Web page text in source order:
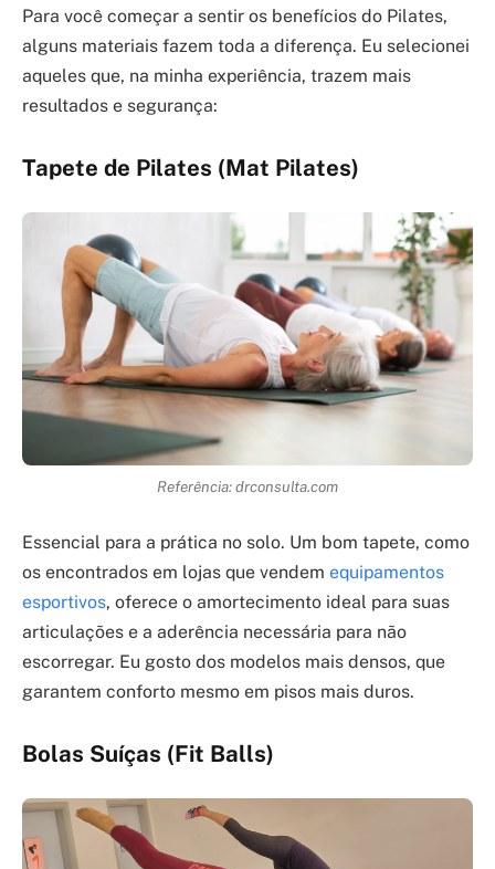
Para você começar a sentir os benefícios do Pilates,
alguns materiais fazem toda a diferença. Eu selecionei
aqueles que, na minha experiência, trazem mais
resultados e segurança:
Tapete de Pilates (Mat Pilates)
Referência: drconsulta.com
Essencial para a prática no solo. Um bom tapete, como
os encontrados em lojas que vendem equipamentos
esportivos, oferece o amortecimento ideal para suas
articulações e a aderência necessária para não
escorregar. Eu gosto dos modelos mais densos, que
garantem conforto mesmo em pisos mais duros.
Bolas Suíças (Fit Balls)